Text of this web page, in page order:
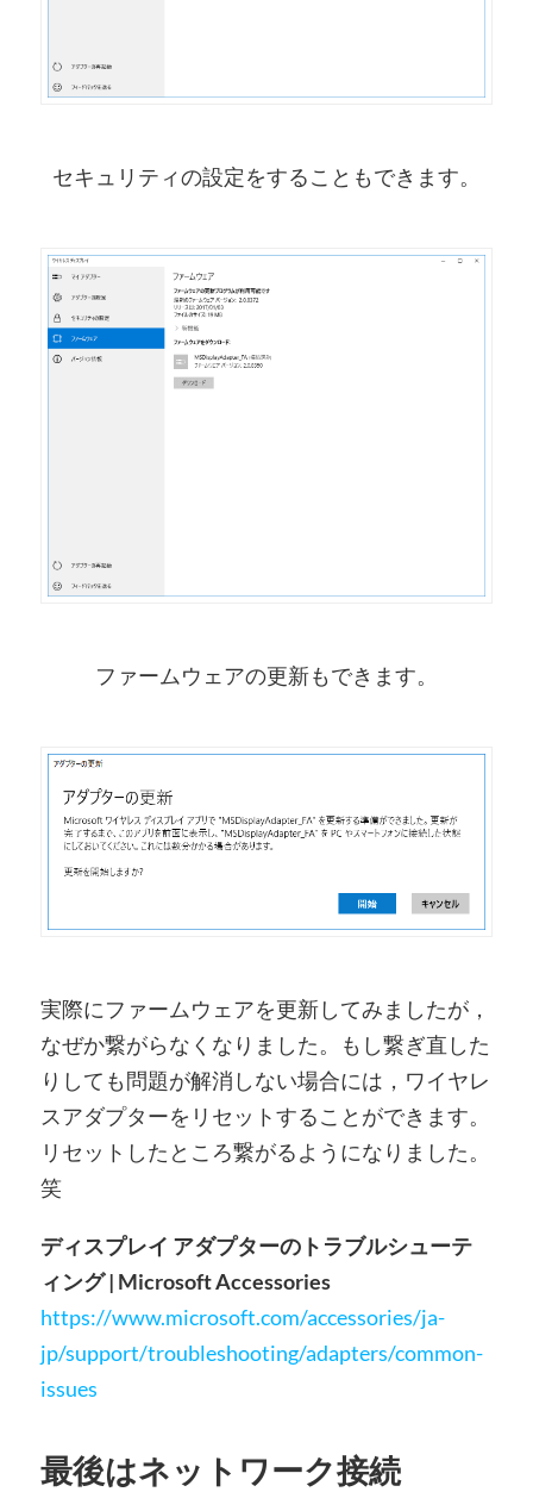
セキュリティの設定をすることもできます。
ファームウェアの更新もできます。
実際にファームウェアを更新してみましたが，
なぜか繋がらなくなりました。もし繋ぎ直した
りしても問題が解消しない場合には，ワイヤレ
スアダプターをリセットすることができます。
リセットしたところ繋がるようになりました。
笑
ディスプレイ アダプターのトラブルシューテ
ィング | Microsoft Accessories
https://www.microsoft.com/accessories/ja-
jp/support/troubleshooting/adapters/common-
issues
最後はネットワーク接続